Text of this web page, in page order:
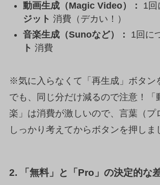
動画生成（Magic Video）：
1回
ジット 消費（デカい！）
音楽生成（Sunoなど）：
1回に
ト 消費
※気に入らなくて「再生成」ボタン
でも、同じ分だけ減るので注意！「
楽」は消費が激しいので、言葉（プ
しっかり考えてからボタンを押しま
2. 「無料」と「Pro」の決定的な